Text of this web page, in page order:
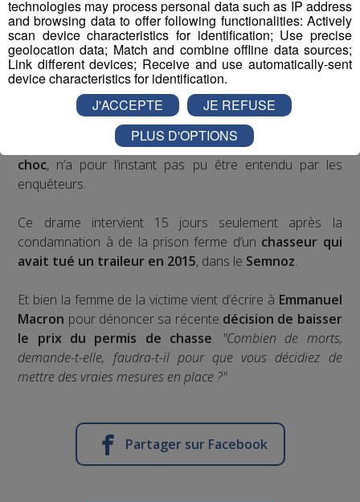
battueau cours de laquelle s'est produit l'accident.
Une enquête a été ouverte pourhomicide involontaire
L’auteur du tir mortel, toujourshospitalisé en état de
choc, n’a pour l’instant pas pu être entendu par les
enquêteurs.
Ce drame intervient 15 jours seulement après la
condamnation à de la prison ferme d’un chasseur qui
avait tué un traileur en 2015, dans le Semnoz.
Et bien la femme de la victime vient d’écrire à Emmanuel
Macron pour dénoncer sa récente décision de baisser
le prix du permis de chasse. "Combien de morts,
demande-t-elle, faudra-t-il pour que vous décidiez de
mettre des vraies mesures en place ?"
Partager sur Facebook
technologies may process personal data such as IP address
and browsing data to offer following functionalities: Actively
scan device characteristics for identification; Use precise
geolocation data; Match and combine offline data sources;
Link different devices; Receive and use automatically-sent
device characteristics for identification.
J'ACCEPTE
JE REFUSE
PLUS D'OPTIONS